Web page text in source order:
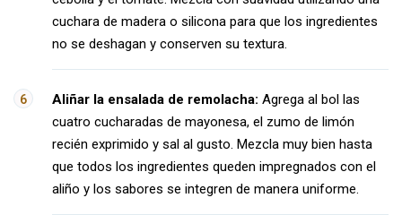
cuchara de madera o silicona para que los ingredientes
no se deshagan y conserven su textura.
Aliñar la ensalada de remolacha: Agrega al bol las
cuatro cucharadas de mayonesa, el zumo de limón
recién exprimido y sal al gusto. Mezcla muy bien hasta
que todos los ingredientes queden impregnados con el
aliño y los sabores se integren de manera uniforme.